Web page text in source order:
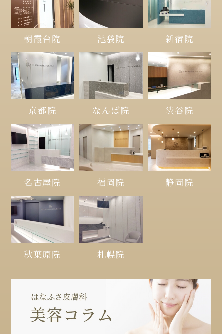
朝霞台院 池袋院 新宿院
京都院 なんば院 渋谷院
名古屋院 福岡院 静岡院
秋葉原院 札幌院